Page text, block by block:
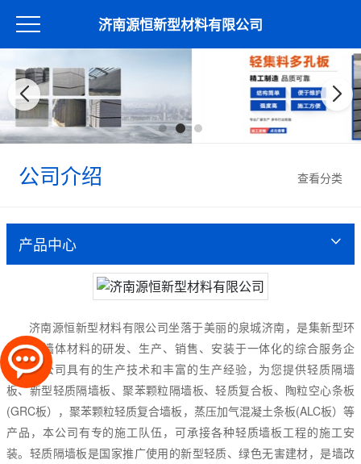
济南源恒新型材料有限公司
查看分类
公司介绍
产品中心
济南源恒新型材料有限公司坐落于美丽的泉城济南，是集新型环
保轻质墙体材料的研发、生产、销售、安装于一体化的综合服务企
业。我公司具有的生产技术和丰富的生产经验，为您提供轻质隔墙
板、新型轻质隔墙板、聚苯颗粒隔墙板、轻质复合板、陶粒空心条板
(GRC板），聚苯颗粒轻质复合墙板，蒸压加气混凝土条板(ALC板）等
产品，本公司有专的施工队伍，可承接各种轻质墙板工程的施工安
装。轻质隔墙板是国家推广使用的新型轻质、绿色无害建材，是墙改